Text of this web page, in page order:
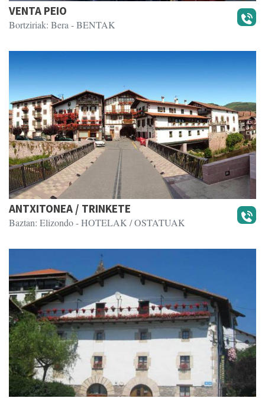
VENTA PEIO
Bortziriak: Bera - BENTAK
ANTXITONEA / TRINKETE
Baztan: Elizondo- HOTELAK / OSTATUAK